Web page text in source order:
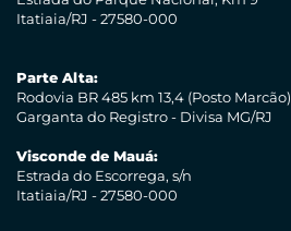
Itatiaia/RJ - 27580-000
Parte Alta:
Rodovia BR 485 km 13,4 (Posto Marcão)
Garganta do Registro - Divisa MG/RJ
Visconde de Mauá:
Estrada do Escorrega, s/n
Itatiaia/RJ - 27580-000